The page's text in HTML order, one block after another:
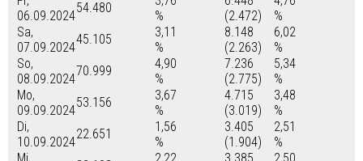
06.09.2024
54.480
%
(2.472)
%
Sa,
07.09.2024
45.105
3,11
%
8.148
(2.263)
6,02
%
So,
08.09.2024
70.999
4,90
%
7.236
(2.775)
5,34
%
Mo,
09.09.2024
53.156
3,67
%
4.715
(3.019)
3,48
%
Di,
10.09.2024
22.651
1,56
%
3.405
(1.904)
2,51
%